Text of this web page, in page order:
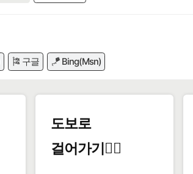
🎏 구글 🪁 Bing(Msn)
도보로
걸어가기🚶‍♂️